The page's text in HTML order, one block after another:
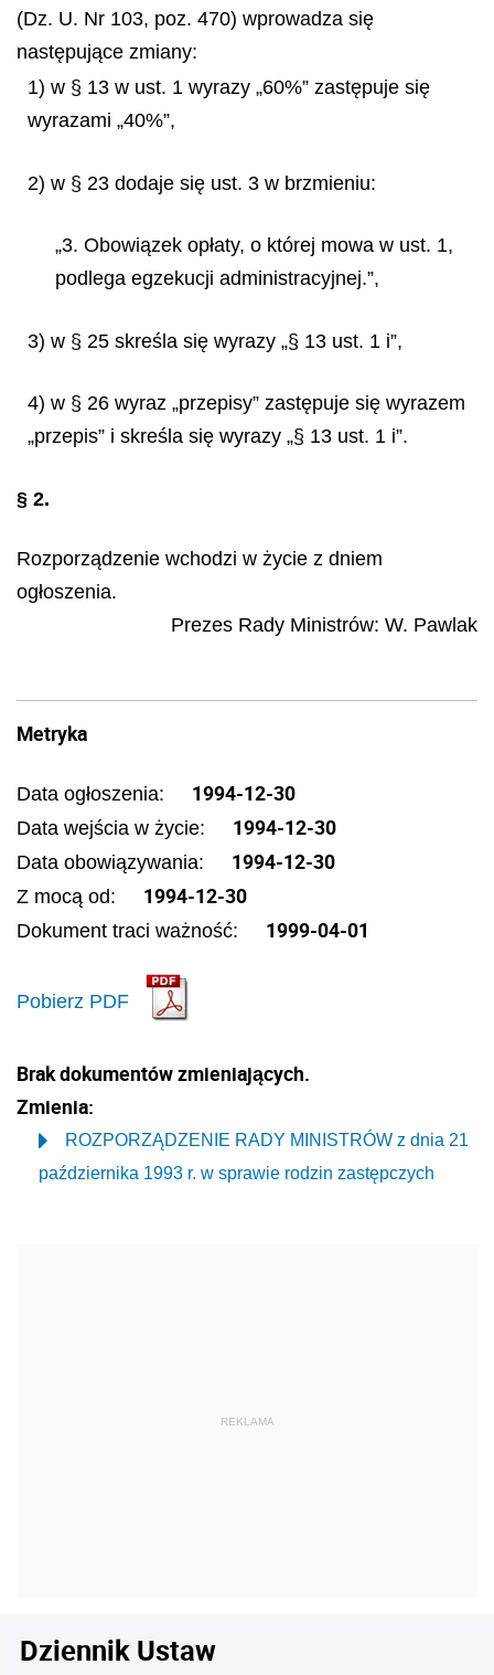
(Dz. U. Nr 103, poz. 470) wprowadza się
następujące zmiany:
1) w § 13 w ust. 1 wyrazy „60%” zastępuje się
wyrazami „40%”,
2) w § 23 dodaje się ust. 3 w brzmieniu:
„3. Obowiązek opłaty, o której mowa w ust. 1,
podlega egzekucji administracyjnej.”,
3) w § 25 skreśla się wyrazy „§ 13 ust. 1 i”,
4) w § 26 wyraz „przepisy” zastępuje się wyrazem
„przepis” i skreśla się wyrazy „§ 13 ust. 1 i”.
§ 2.
Rozporządzenie wchodzi w życie z dniem
ogłoszenia.
Prezes Rady Ministrów: W. Pawlak
Metryka
Data ogłoszenia: 1994-12-30
Data wejścia w życie: 1994-12-30
Data obowiązywania: 1994-12-30
Z mocą od: 1994-12-30
Dokument traci ważność: 1999-04-01
Pobierz PDF
Brak dokumentów zmieniających.
Zmienia:
ROZPORZĄDZENIE RADY MINISTRÓW z dnia 21
października 1993 r. w sprawie rodzin zastępczych
Dziennik Ustaw